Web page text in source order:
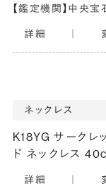
【鑑定機関】中央宝
詳細
ネックレス
K18YG サークレ
ド ネックレス
詳細